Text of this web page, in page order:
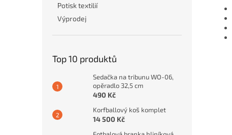
Potisk textilií
Výprodej
Top 10 produktů
Sedačka na tribunu WO-06,
opěradlo 32,5 cm
490 Kč
Korfballový koš komplet
14 500 Kč